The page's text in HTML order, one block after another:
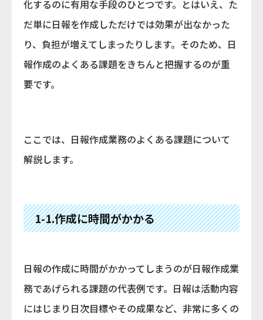
化するのに有用な手段のひとつです。とはいえ、た
だ単に日報を作成しただけでは効果が出なかった
り、負担が増えてしまったりします。そのため、日
報作成のよくある課題をきちんと把握するのが重
要です。
ここでは、日報作成業務のよくある課題について
解説します。
1-1.作成に時間がかかる
日報の作成に時間がかかってしまうのが日報作成業
務であげられる課題の代表例です。日報は活動内容
にはじまり日次目標やその成果など、非常に多くの